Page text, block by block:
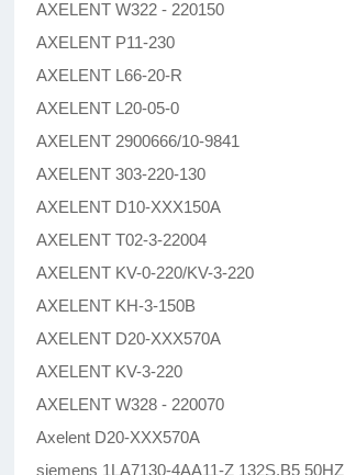
AXELENT W322 - 220150
AXELENT P11-230
AXELENT L66-20-R
AXELENT L20-05-0
AXELENT 2900666/10-9841
AXELENT 303-220-130
AXELENT D10-XXX150A
AXELENT T02-3-22004
AXELENT KV-0-220/KV-3-220
AXELENT KH-3-150B
AXELENT D20-XXX570A
AXELENT KV-3-220
AXELENT W328 - 220070
Axelent D20-XXX570A
siemens 1LA7130-4AA11-Z 132S,B5 50HZ